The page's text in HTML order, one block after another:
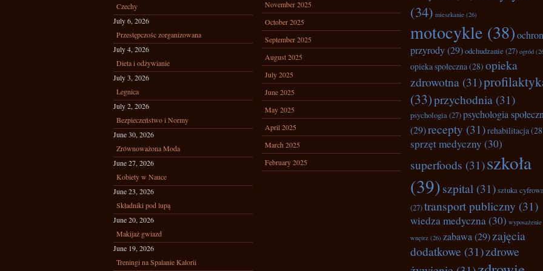
Czechy
July 6, 2026
Przestępczośc zorganizowana
July 4, 2026
Dieta i odżywianie
July 3, 2026
Legnica
July 2, 2026
Bezpieczeństwo i Normy
June 30, 2026
Zrównoważona Moda
June 27, 2026
Kobiety w Nauce
June 23, 2026
Składniki pod lupą
June 20, 2026
Makijaż gwiazd
June 19, 2026
Treningi na Spalanie Kalorii
November 2025
October 2025
September 2025
August 2025
July 2025
June 2025
May 2025
April 2025
March 2025
February 2025
(34) mieszkanie (26)
motocykle (38)
przyrody(29)odchudzanie (27) ogród
opieka społeczna(28) opieka
zdrowotna (31)
(33)przychodnia (31)
psychologia(27)psychologia
(29)recepty (31)rehabilitacja
sprzęt medyczny (30)
superfoods (31)szkoła
(39)szpital (31)sztuka
(27)transport publiczny (31)
wiedza medyczna(30) wyposażenie
wnętrz (26) zabawa(29)zajęcia
dodatkowe (31)zdrowe